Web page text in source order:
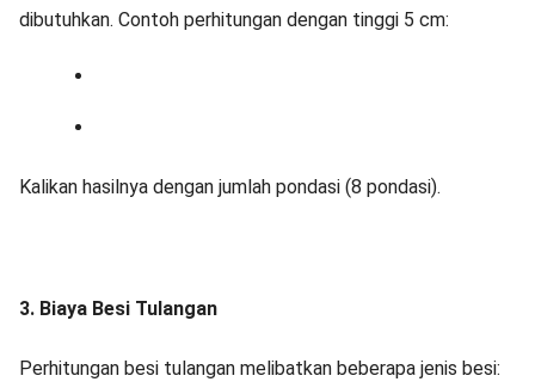
dibutuhkan. Contoh perhitungan dengan tinggi 5 cm:
Kalikan hasilnya dengan jumlah pondasi (8 pondasi).
3. Biaya Besi Tulangan
Perhitungan besi tulangan melibatkan beberapa jenis besi: